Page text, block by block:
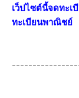
เว็ปไซต์นี้จดทะเ
ทะเบียนพาณิชย์